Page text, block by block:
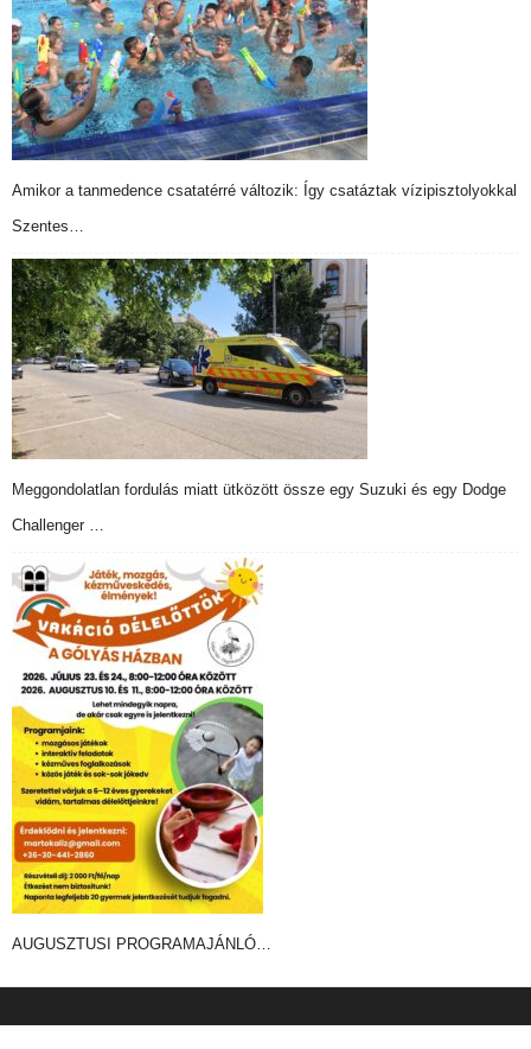
Amikor a tanmedence csatatérré változik: Így csatáztak vízipisztolyokkal
Szentes…
Meggondolatlan fordulás miatt ütközött össze egy Suzuki és egy Dodge
Challenger …
AUGUSZTUSI PROGRAMAJÁNLÓ…